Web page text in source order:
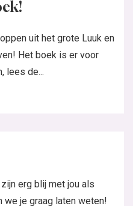
uit het grote Luuk en
Het boek is er voor
lees de...
erg blij met jou als
we je graag laten weten!